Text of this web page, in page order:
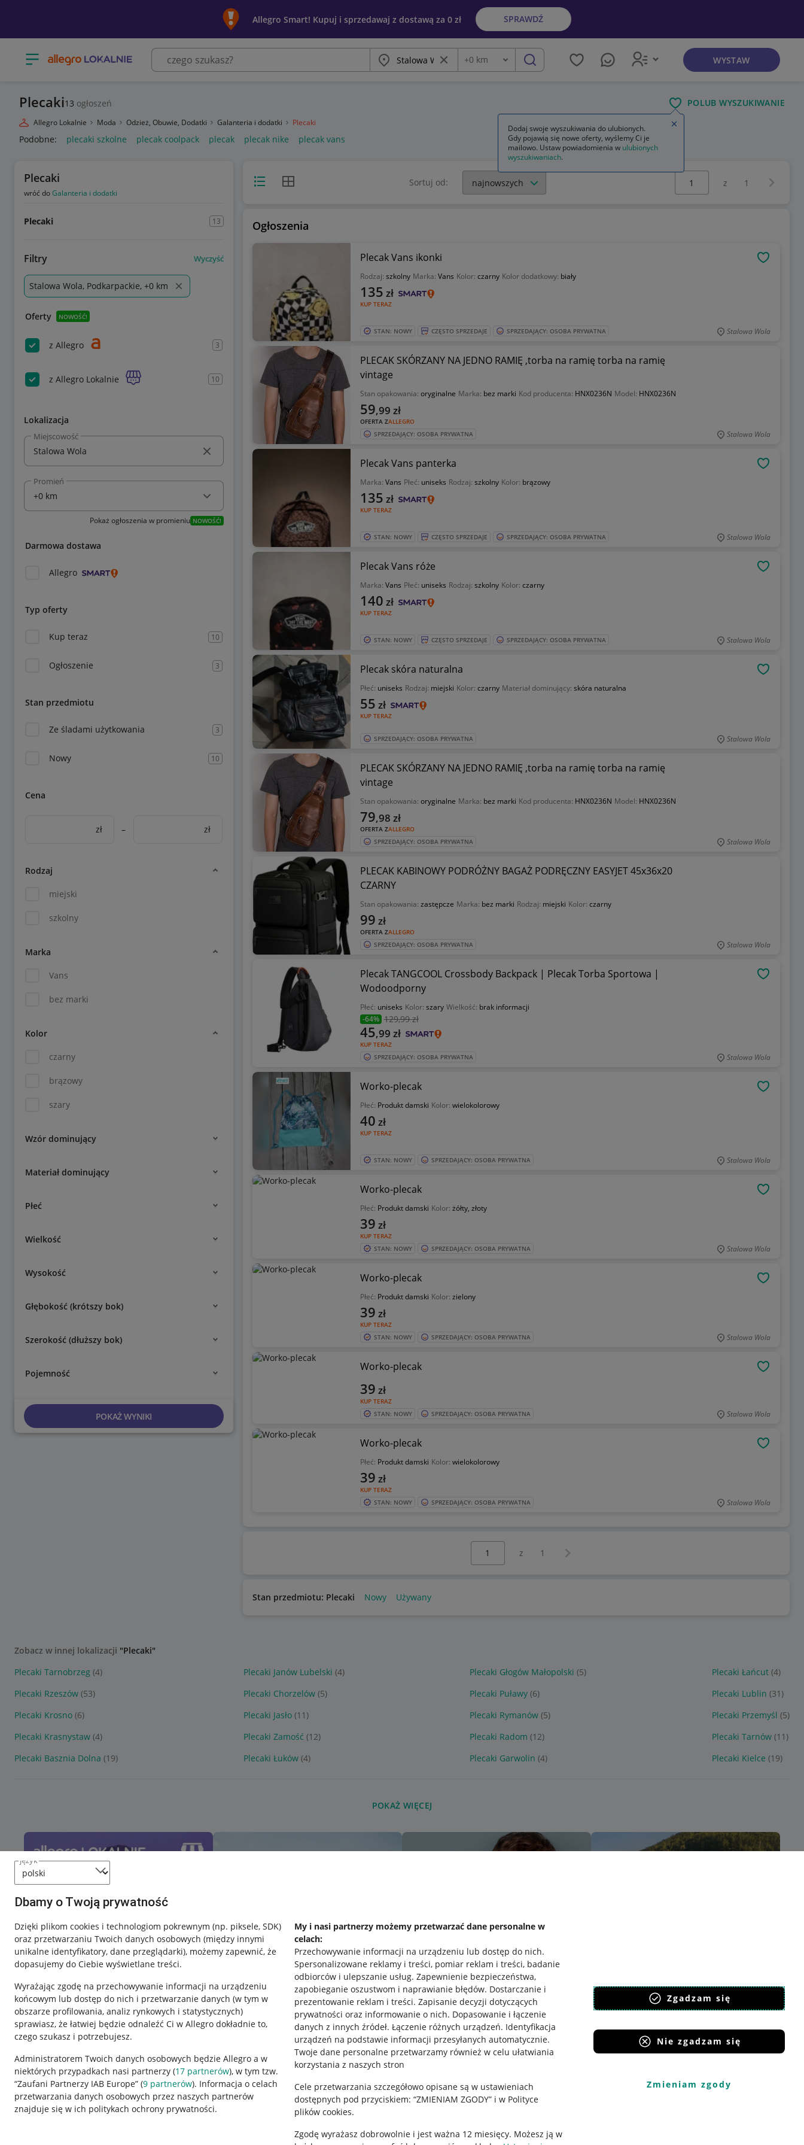
język
Dbamy o Twoją prywatność
Dzięki plikom cookies i technologiom pokrewnym (np. piksele, SDK)
oraz przetwarzaniu Twoich danych osobowych (między innymi
unikalne identyfikatory, dane przeglądarki), możemy zapewnić, że
dopasujemy do Ciebie wyświetlane treści.
Wyrażając zgodę na przechowywanie informacji na urządzeniu
końcowym lub dostęp do nich i przetwarzanie danych (w tym w
obszarze profilowania, analiz rynkowych i statystycznych)
sprawiasz, że łatwiej będzie odnaleźć Ci w Allegro dokładnie to,
czego szukasz i potrzebujesz.
Administratorem Twoich danych osobowych będzie Allegro a w
niektórych przypadkach nasi partnerzy (17 partnerów), w tym tzw.
“Zaufani Partnerzy IAB Europe” (9 partnerów). Informacja o celach
przetwarzania danych osobowych przez naszych partnerów
znajduje się w ich politykach ochrony prywatności.
My i nasi partnerzy możemy przetwarzać dane personalne w
celach:
Przechowywanie informacji na urządzeniu lub dostęp do nich.
Spersonalizowane reklamy i treści, pomiar reklam i treści, badanie
odbiorców i ulepszanie usług. Zapewnienie bezpieczeństwa,
zapobieganie oszustwom i naprawianie błędów. Dostarczanie i
prezentowanie reklam i treści. Zapisanie decyzji dotyczących
prywatności oraz informowanie o nich. Dopasowanie i łączenie
danych z innych źródeł. Łączenie różnych urządzeń. Identyfikacja
urządzeń na podstawie informacji przesyłanych automatycznie.
Twoje dane personalne przetwarzamy również w celu ułatwiania
korzystania z naszych stron
Cele przetwarzania szczegółowo opisane są w ustawieniach
dostępnych pod przyciskiem: “ZMIENIAM ZGODY” i w Polityce
plików cookies.
Zgodę wyrażasz dobrowolnie i jest ważna 12 miesięcy. Możesz ją w
Zgadzam się
Nie zgadzam się
Zmieniam zgody
Allegro Smart! Kupuj i sprzedawaj z dostawą za 0 zł SPRAWDŹ
Otwórz menu z kategoriami Miasto Wyczyść frazę
Odległość
+0 km szukaj WYSTAW
Plecaki13 ogłoszeń POLUB WYSZUKIWANIE
Allegro Lokalnie Moda Odzież, Obuwie, Dodatki Galanteria i dodatki Plecaki
Podobne: plecaki szkolne plecak coolpack plecak plecak nike plecak vans
Plecaki
wróć doGalanteria i dodatki
Plecaki 13
Filtry Wyczyść
Stalowa Wola, Podkarpackie, +0 km
Oferty NOWOŚĆ!
z Allegro 3
z Allegro Lokalnie 10
Lokalizacja
Miejscowość
Promień
Pokaż ogłoszenia w promieniu NOWOŚĆ!
Darmowa dostawa
Allegro
Typ oferty
Kup teraz 10
Ogłoszenie 3
Stan przedmiotu
Ze śladami użytkowania 3
Nowy 10
Cena
zł – zł
Rodzaj
miejski
szkolny
Marka
Vans
bez marki
Kolor
czarny
brązowy
szary
Wzór dominujący
Materiał dominujący
Płeć
Wielkość
Wysokość
Głębokość (krótszy bok)
Szerokość (dłuższy bok)
Pojemność
POKAŻ WYNIKI
Widok listyWidok siatki Sortuj od:
Wybierz stronę:
z 1
Ogłoszenia
Plecak Vans ikonki
Rodzaj: szkolny Marka: Vans Kolor: czarny Kolor dodatkowy: biały
KUP TERAZ
135 zł
STAN: NOWY CZĘSTO SPRZEDAJE SPRZEDAJĄCY: OSOBA PRYWATNA Stalowa Wola
PLECAK SKÓRZANY NA JEDNO RAMIĘ ,torba na ramię torba na ramię
vintage
Stan opakowania: oryginalne Marka: bez marki Kod producenta: HNX0236N Model: HNX0236N
OFERTA ZALLEGRO
59,99 zł
SPRZEDAJĄCY: OSOBA PRYWATNA Stalowa Wola
Plecak Vans panterka
Marka: Vans Płeć: uniseks Rodzaj: szkolny Kolor: brązowy
KUP TERAZ
135 zł
STAN: NOWY CZĘSTO SPRZEDAJE SPRZEDAJĄCY: OSOBA PRYWATNA Stalowa Wola
Plecak Vans róże
Marka: Vans Płeć: uniseks Rodzaj: szkolny Kolor: czarny
KUP TERAZ
140 zł
STAN: NOWY CZĘSTO SPRZEDAJE SPRZEDAJĄCY: OSOBA PRYWATNA Stalowa Wola
Plecak skóra naturalna
Płeć: uniseks Rodzaj: miejski Kolor: czarny Materiał dominujący: skóra naturalna
KUP TERAZ
55 zł
SPRZEDAJĄCY: OSOBA PRYWATNA Stalowa Wola
PLECAK SKÓRZANY NA JEDNO RAMIĘ ,torba na ramię torba na ramię
vintage
Stan opakowania: oryginalne Marka: bez marki Kod producenta: HNX0236N Model: HNX0236N
OFERTA ZALLEGRO
79,98 zł
SPRZEDAJĄCY: OSOBA PRYWATNA Stalowa Wola
PLECAK KABINOWY PODRÓŻNY BAGAŻ PODRĘCZNY EASYJET 45x36x20
CZARNY
Stan opakowania: zastępcze Marka: bez marki Rodzaj: miejski Kolor: czarny
OFERTA ZALLEGRO
99 zł
SPRZEDAJĄCY: OSOBA PRYWATNA Stalowa Wola
Plecak TANGCOOL Crossbody Backpack | Plecak Torba Sportowa |
Wodoodporny
Płeć: uniseks Kolor: szary Wielkość: brak informacji
-64% 129,99 zł
KUP TERAZ
45,99 zł
SPRZEDAJĄCY: OSOBA PRYWATNA Stalowa Wola
Worko-plecak
Płeć: Produkt damski Kolor: wielokolorowy
KUP TERAZ
40 zł
STAN: NOWY SPRZEDAJĄCY: OSOBA PRYWATNA Stalowa Wola
Worko-plecak
Płeć: Produkt damski Kolor: żółty, złoty
KUP TERAZ
39 zł
STAN: NOWY SPRZEDAJĄCY: OSOBA PRYWATNA Stalowa Wola
Worko-plecak
Płeć: Produkt damski Kolor: zielony
KUP TERAZ
39 zł
STAN: NOWY SPRZEDAJĄCY: OSOBA PRYWATNA Stalowa Wola
Worko-plecak
KUP TERAZ
39 zł
STAN: NOWY SPRZEDAJĄCY: OSOBA PRYWATNA Stalowa Wola
Worko-plecak
Płeć: Produkt damski Kolor: wielokolorowy
KUP TERAZ
39 zł
STAN: NOWY SPRZEDAJĄCY: OSOBA PRYWATNA Stalowa Wola
z 1 Następna strona
Stan przedmiotu: Plecaki Nowy Używany
Zobacz w innej lokalizacji "Plecaki"
Plecaki Tarnobrzeg (4) Plecaki Janów Lubelski (4) Plecaki Głogów Małopolski (5) Plecaki Łańcut (4)
Plecaki Rzeszów (53) Plecaki Chorzelów (5) Plecaki Puławy (6) Plecaki Lublin (31)
Plecaki Krosno (6) Plecaki Jasło (11) Plecaki Rymanów (5) Plecaki Przemyśl (5)
Plecaki Krasnystaw (4) Plecaki Zamość (12) Plecaki Radom (12) Plecaki Tarnów (11)
Plecaki Basznia Dolna (19) Plecaki Łuków (4) Plecaki Garwolin (4) Plecaki Kielce (19)
POKAŻ WIĘCEJ
Nawigacja
Przydatne informacje
Jak to działa
Napisz do nas
Allegro Gadane dla sprzedających
Regulamin
Polityka plików "cookies"
Ustawienia plików "cookies"
Udostępnianie lokalizacji
Pobierz aplikację
Dodaj swoje wyszukiwania do ulubionych.
Gdy pojawią się nowe oferty, wyślemy Ci je
mailowo. Ustaw powiadomienia w ulubionych
wyszukiwaniach.
Zamknij wskazówkę